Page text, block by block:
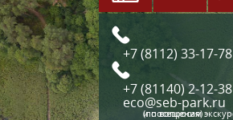
+7 (8112) 33-17-78
+7 (81140) 2-12-38
eco@seb-park.ru
(по вопросам экскурсий и посещения)